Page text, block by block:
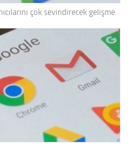
çok sevindirecek gelişme